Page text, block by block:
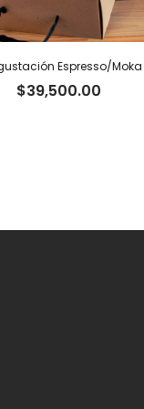
$39,500.00